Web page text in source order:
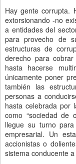
Hay gente corrupta.
extorsionando -no
a entidades del
para provecho de
estructuras de
derecho para
hasta hacerse
únicamente poner
también las
personas a
hasta celebrada por
como “sociedad de
llegue su turno
empresarial. Un
accionistas o
sistema conducente